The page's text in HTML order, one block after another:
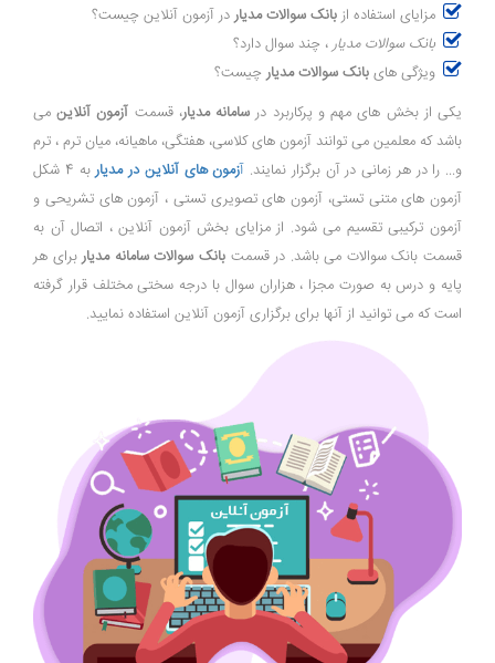
مزایای استفاده از بانک سوالات مدیاردر آزمون آنلاین چیست؟
بانک سوالات مدیار، چند سوال دارد؟
ویژگی های بانک سوالات مدیارچیست؟
یکی از بخش های مهم و پرکاربرد در سامانه مدیار، قسمت آزمون آنلاینمی
باشد که معلمین می توانند آزمون های کلاسی، هفتگی، ماهیانه، میان ترم ، ترم
و... را در هر زمانی در آن برگزار نمایند. آزمون های آنلاین در مدیار
به 4 شکل
آزمون های متنی تستی، آزمون های تصویری تستی ، آزمون های تشریحی و
آزمون ترکیبی تقسیم می شود. از مزایای بخش آزمون آنلاین ، اتصال آن به
قسمت بانک سوالات می باشد. در قسمتبانک سوالات سامانه مدیاربرای هر
پایه و درس به صورت مجزا ، هزاران سوال با درجه سختی مختلف قرار گرفته
است که می توانید از آنها برای برگزاری آزمون آنلاین استفاده نمایید.